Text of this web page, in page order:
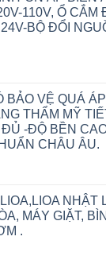
110V, Ổ CẮM
BỘ ĐỔI
BẢO VỆ QUÁ
THẨM MỸ
-ĐỘ BỀN
CHÂU ÂU.
NHẬT
MÁY GIẶT,
.